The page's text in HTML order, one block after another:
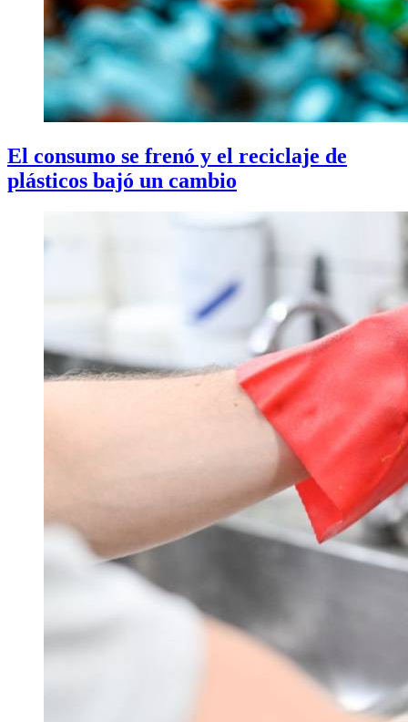
El consumo se frenó y el reciclaje de
plásticos bajó un cambio